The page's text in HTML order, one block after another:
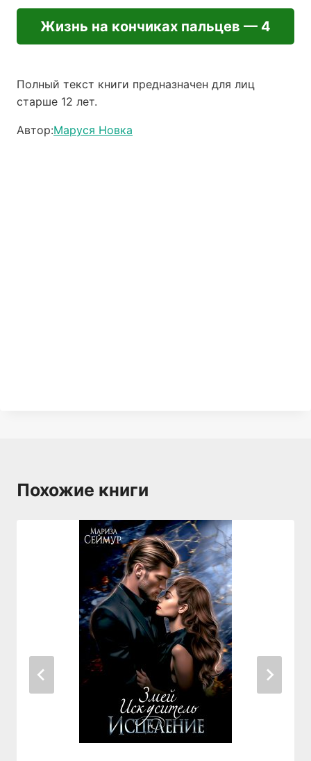
Жизнь на кончиках пальцев — 4
Полный текст книги предназначен для лиц
старше 12 лет.
Автор:Маруся Новка
Похожие книги